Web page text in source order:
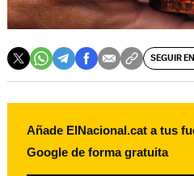
SEGUIR EN
Añade ElNacional.cat a tus
Google de forma gratuita